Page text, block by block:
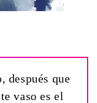
después que
vaso es el